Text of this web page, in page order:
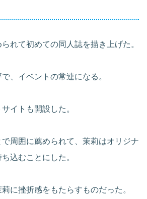
れて初めての同人誌を描き上げた。
、イベントの常連になる。
イトも開設した。
周囲に薦められて、茉莉はオリジナ
込むことにした。
に挫折感をもたらすものだった。